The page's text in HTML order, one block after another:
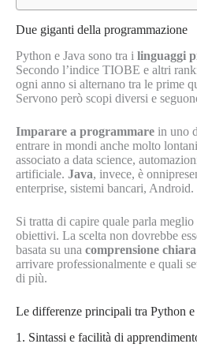
Due giganti della programmazione
Python e Java sono tra i linguaggi
Secondo l’indice TIOBE e altri
ogni anno si alternano tra le prime
Servono però scopi diversi e
Imparare a programmare in uno
entrare in mondi anche molto
associato a data science,
artificiale. Java, invece, è
enterprise, sistemi bancari, Android.
Si tratta di capire quale parla
obiettivi. La scelta non dovrebbe
basata su una comprensione chiara
arrivare professionalmente e quali
di più.
Le differenze principali tra Python e
1. Sintassi e facilità di